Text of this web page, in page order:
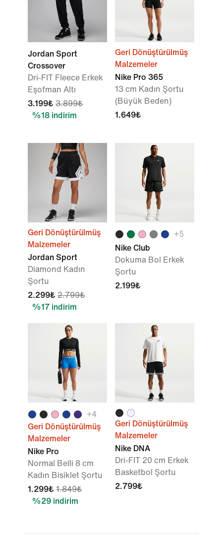
Jordan Sport
Crossover
Dri-FIT Fleece Erkek
Eşofman Altı
3.199₺ 3.899₺
%18 indirim
Geri Dönüştürülmüş
Malzemeler
Nike Pro 365
13 cm Kadın Şortu
(Büyük Beden)
1.649₺
Geri Dönüştürülmüş
Malzemeler
Jordan Sport
Diamond Kadın
Şortu
2.299₺ 2.799₺
%17 indirim
+5
Nike Club
Dokuma Bol Erkek
Şortu
2.199₺
+4
Geri Dönüştürülmüş
Malzemeler
Nike Pro
Normal Belli 8 cm
Kadın Bisiklet Şortu
1.299₺ 1.849₺
%29 indirim
Geri Dönüştürülmüş
Malzemeler
Nike DNA
Dri-FIT 20 cm Erkek
Basketbol Şortu
2.799₺